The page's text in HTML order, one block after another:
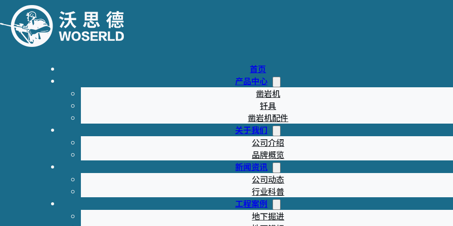
跳转到主要内容跳转到页脚
首页
产品中心
凿岩机
钎具
凿岩机配件
关于我们
公司介绍
品牌概览
新闻资讯
公司动态
行业科普
工程案例
地下掘进
您当前的位置:
体
件，专为 45-76mm
发设计，精准装配于